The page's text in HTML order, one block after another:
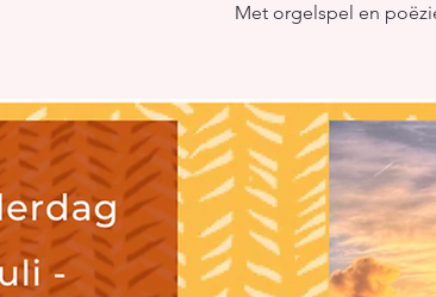
Met orgelspel en